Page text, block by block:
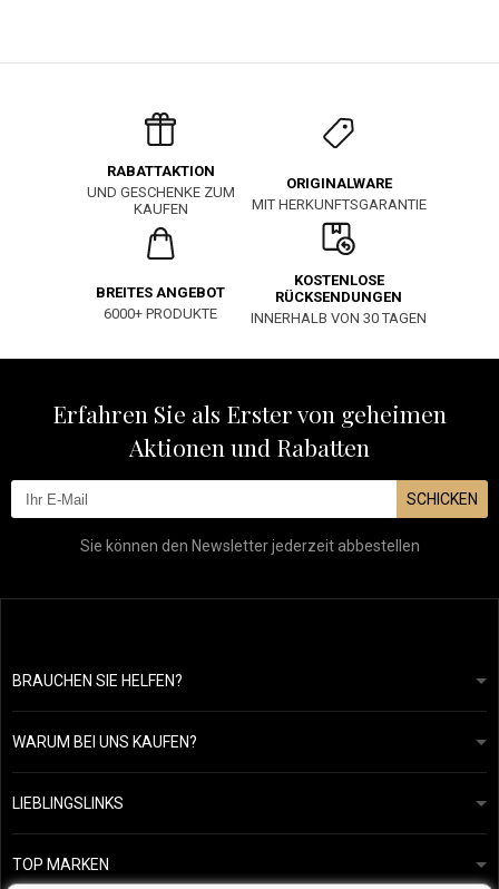
RABATTAKTION
UND GESCHENKE ZUM
KAUFEN
ORIGINALWARE
MIT HERKUNFTSGARANTIE
BREITES ANGEBOT
6000+ PRODUKTE
KOSTENLOSE
RÜCKSENDUNGEN
INNERHALB VON 30 TAGEN
Erfahren Sie als Erster von geheimen
Aktionen und Rabatten
SCHICKEN
Sie können den Newsletter jederzeit abbestellen
BRAUCHEN SIE HELFEN?
info@mapeja.de
Wir werden innerhalb von 24 Stunden antworten.
WARUM BEI UNS KAUFEN?
Allgemeine geschäftsbedingungen
Datenschutzerklärung
Übersicht über Zahlungen und Versand
Rückgabe von Waren
LIEBLINGSLINKS
Unsere Geschichte
TOP MARKEN
Kérastase